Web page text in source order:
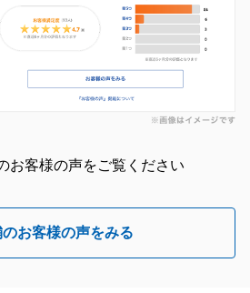
お客様の声をご覧ください
お客様の声をみる